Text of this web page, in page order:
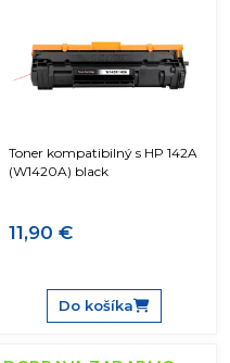
Toner kompatibilný s HP 142A
(W1420A) black
11,90 €
Do košíka